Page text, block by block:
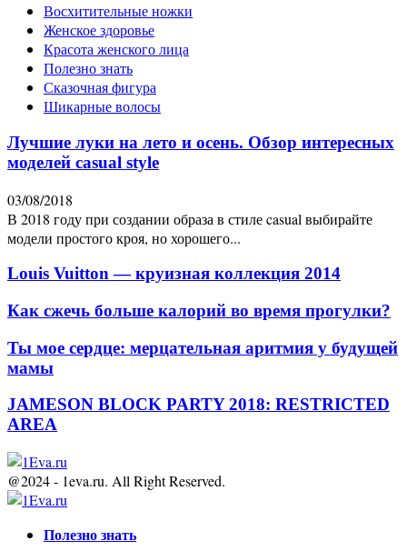
Восхитительные ножки
Женское здоровье
Красота женского лица
Полезно знать
Сказочная фигура
Шикарные волосы
Лучшие луки на лето и осень. Обзор интересных
моделей casual style
03/08/2018
В 2018 году при создании образа в стиле casual выбирайте
модели простого кроя, но хорошего...
Louis Vuitton — круизная коллекция 2014
Как сжечь больше калорий во время прогулки?
Ты мое сердце: мерцательная аритмия у будущей
мамы
JAMESON BLOCK PARTY 2018: RESTRICTED
AREA
@2024 - 1eva.ru. All Right Reserved.
Полезно знать